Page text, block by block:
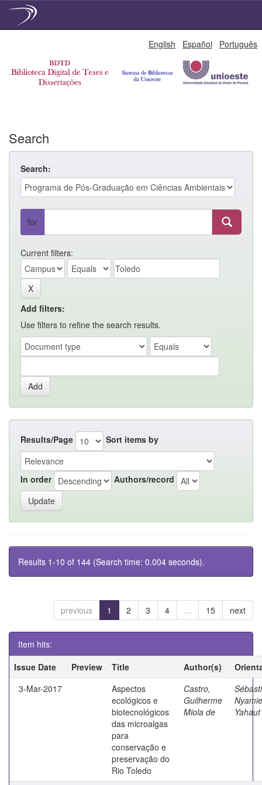
English Español Português
Search
Search:
for
Current filters:
Add filters:
Use filters to refine the search results.
Results/Page Sort items by
In order Authors/record
Results 1-10 of 144 (Search time: 0.004 seconds).
previous 1 2 3 4 ... 15 next
Item hits:
Issue Date
Preview Title Author(s)
3-Mar-2017
Aspectos
ecológicos e
biotecnológicos
das microalgas
para
conservação e
preservação do
Rio Toledo
Castro,
Guilherme
Miola de
Yahaut